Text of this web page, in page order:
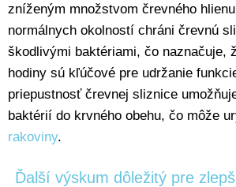
zníženým množstvom črevného
normálnych okolností chráni črevnú
škodlivými baktériami, čo naznačuje,
hodiny sú kľúčové pre udržanie
priepustnosť črevnej sliznice
baktérií do krvného obehu, čo môže
rakoviny.
Ďalší výskum dôležitý pre